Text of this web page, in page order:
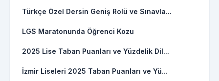
Türkçe Özel Dersin Geniş Rolü ve Sınavla...
LGS Maratonunda Öğrenci Kozu
2025 Lise Taban Puanları ve Yüzdelik Dil...
İzmir Liseleri 2025 Taban Puanları ve Yü...